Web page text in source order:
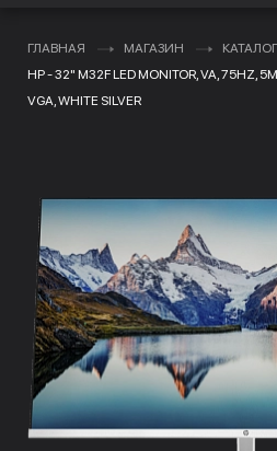
ГЛАВНАЯ МАГАЗИН КАТАЛОГ
HP - 32" M32F LED MONITOR, VA, 75HZ,
VGA, WHITE SILVER